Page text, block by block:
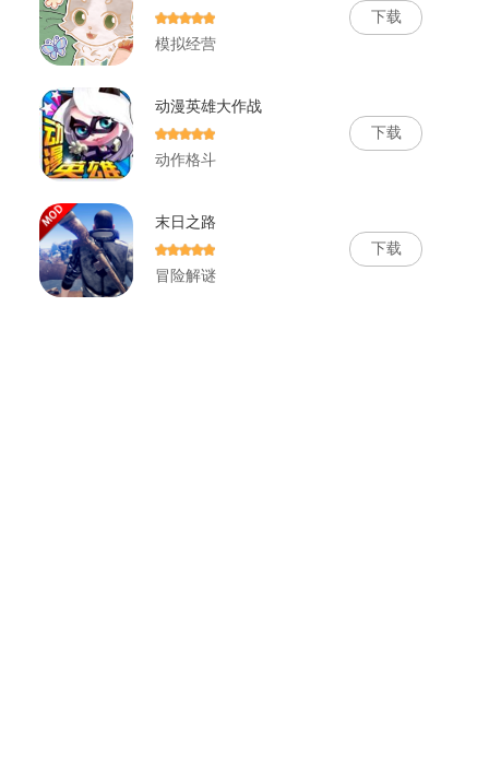
模拟经营
下载
动漫英雄大作战
动作格斗
下载
末日之路
冒险解谜
下载